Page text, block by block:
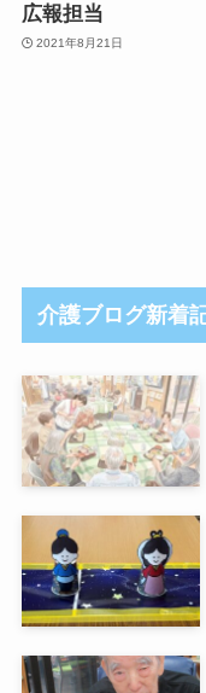
広報担当
2021年8月21日
介護ブログ新着